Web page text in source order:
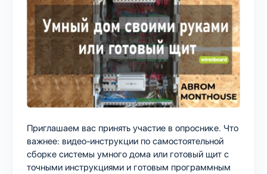
Приглашаем вас принять участие в опроснике. Что
важнее: видео-инструкции по самостоятельной
сборке системы умного дома или готовый щит с
точными инструкциями и готовым программным